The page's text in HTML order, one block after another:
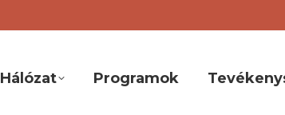
Hálózat Programok